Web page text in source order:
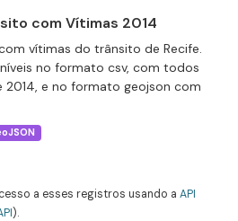
com Vítimas 2014
vítimas do trânsito de Recife.
no formato csv, com todos
2014, e no formato geojson com
a esses registros usando a API
).